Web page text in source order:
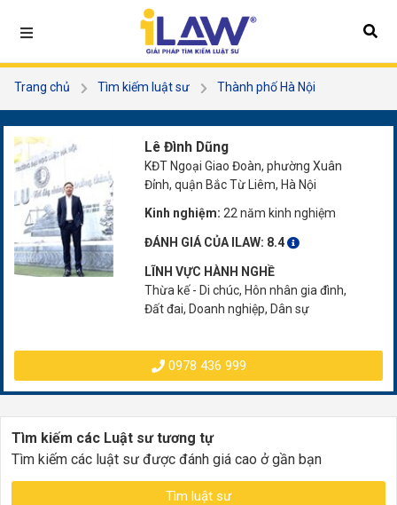
Trang chủ Tìm kiếm luật sư
Thành phố Hà Nội
Lê Đình Dũng
KĐT Ngoại Giao Đoàn, phường Xuân
Đỉnh, quận Bắc Từ Liêm, Hà Nội
Kinh nghiệm: 22 năm kinh nghiệm
ĐÁNH GIÁ CỦA ILAW: 8.4
LĨNH VỰC HÀNH NGHỀ
Thừa kế - Di chúc, Hôn nhân gia đình,
Đất đai, Doanh nghiệp, Dân sự
0978 436 999
Tìm kiếm các Luật sư tương tự
Tìm kiếm các luật sư được đánh giá cao ở gần bạn
Tìm luật sư